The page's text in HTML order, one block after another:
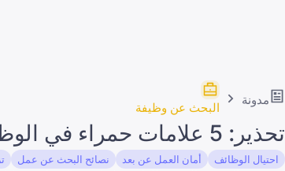
مدونة
البحث عن وظيفة
تحذير: 5 علامات حمراء في الوظائف عن بعد تعني أنها عملية احتيال
احتيال الوظائف أمان العمل عن بعد نصائح البحث عن عمل